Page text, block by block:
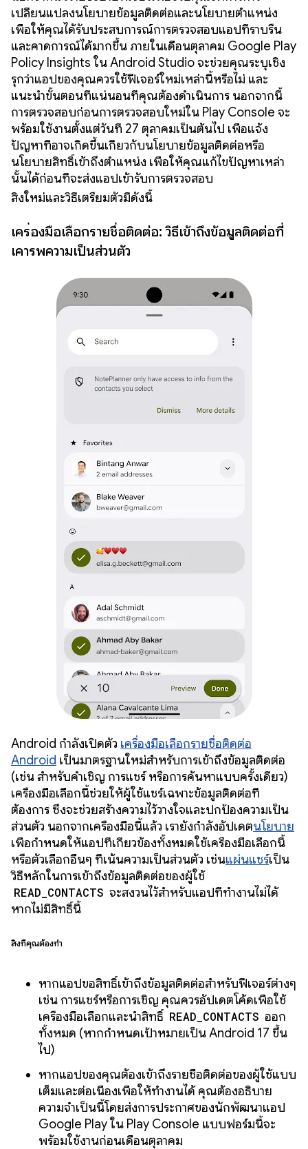
เปลี่ยนแปลงนโยบายข้อมูลติดต่อและนโยบายตำแหน่ง
เพื่อให้คุณได้รับประสบการณ์การตรวจสอบแอปที่ราบรื่น
และคาดการณ์ได้มากขึ้น ภายในเดือนตุลาคม Google Play
Policy Insights ใน Android Studio จะช่วยคุณระบุเชิง
รุกว่าแอปของคุณควรใช้ฟีเจอร์ใหม่เหล่านี้หรือไม่ และ
แนะนำขั้นตอนที่แน่นอนที่คุณต้องดำเนินการ นอกจากนี้
การตรวจสอบก่อนการตรวจสอบใหม่ใน Play Console จะ
พร้อมใช้งานตั้งแต่วันที่ 27 ตุลาคมเป็นต้นไป เพื่อแจ้ง
ปัญหาที่อาจเกิดขึ้นเกี่ยวกับนโยบายข้อมูลติดต่อหรือ
นโยบายสิทธิ์เข้าถึงตำแหน่ง เพื่อให้คุณแก้ไขปัญหาเหล่า
นั้นได้ก่อนที่จะส่งแอปเข้ารับการตรวจสอบ
สิ่งใหม่และวิธีเตรียมตัวมีดังนี้
เครื่องมือเลือกรายชื่อติดต่อ: วิธีเข้าถึงข้อมูลติดต่อที่
เคารพความเป็นส่วนตัว
Android กำลังเปิดตัว เครื่องมือเลือกรายชื่อติดต่อ
Android เป็นมาตรฐานใหม่สำหรับการเข้าถึงข้อมูลติดต่อ
(เช่น สำหรับคำเชิญ การแชร์ หรือการค้นหาแบบครั้งเดียว)
เครื่องมือเลือกนี้ช่วยให้ผู้ใช้แชร์เฉพาะข้อมูลติดต่อที่
ต้องการ ซึ่งจะช่วยสร้างความไว้วางใจและปกป้องความเป็น
ส่วนตัว นอกจากเครื่องมือนี้แล้ว เรายังกำลังอัปเดตนโยบาย
เพื่อกำหนดให้แอปที่เกี่ยวข้องทั้งหมดใช้เครื่องมือเลือกนี้
หรือตัวเลือกอื่นๆ ที่เน้นความเป็นส่วนตัว เช่นแผ่นแชร์เป็น
วิธีหลักในการเข้าถึงข้อมูลติดต่อของผู้ใช้
READ_CONTACTS จะสงวนไว้สำหรับแอปที่ทำงานไม่ได้
หากไม่มีสิทธิ์นี้
สิ่งที่คุณต้องทำ
หากแอปขอสิทธิ์เข้าถึงข้อมูลติดต่อสำหรับฟีเจอร์ต่างๆ
เช่น การแชร์หรือการเชิญ คุณควรอัปเดตโค้ดเพื่อใช้
เครื่องมือเลือกและนำสิทธิ์ READ_CONTACTS ออก
ทั้งหมด (หากกำหนดเป้าหมายเป็น Android 17 ขึ้น
ไป)
หากแอปของคุณต้องเข้าถึงรายชื่อติดต่อของผู้ใช้แบบ
เต็มและต่อเนื่องเพื่อให้ทำงานได้ คุณต้องอธิบาย
ความจำเป็นนี้โดยส่งการประกาศของนักพัฒนาแอป
Google Play ใน Play Console แบบฟอร์มนี้จะ
พร้อมใช้งานก่อนเดือนตุลาคม